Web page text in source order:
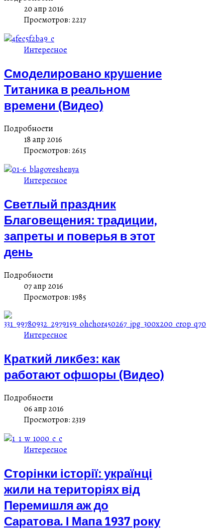
20 апр 2016
Просмотров: 2217
Интересное
Смоделировано крушение
Титаника в реальном
времени (Видео)
Подробности
18 апр 2016
Просмотров: 2615
Интересное
Светлый праздник
Благовещения: традиции,
запреты и поверья в этот
день
Подробности
07 апр 2016
Просмотров: 1985
Интересное
Краткий ликбез: как
работают офшоры (Видео)
Подробности
06 апр 2016
Просмотров: 2319
Интересное
Сторінки історії: українці
жили на територіях від
Перемишля аж до
Саратова. І Мапа 1937 року